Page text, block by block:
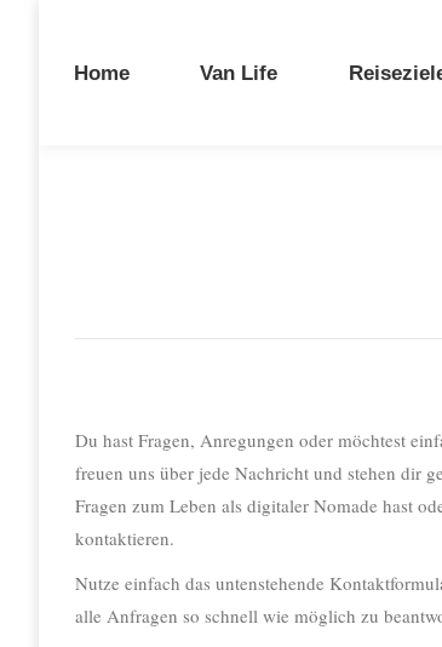
Home Van Life
Du hast Fragen, Anregungen oder möchtest
freuen uns über jede Nachricht und stehen dir
Fragen zum Leben als digitaler Nomade hast
kontaktieren.
Nutze einfach das untenstehende
alle Anfragen so schnell wie möglich zu